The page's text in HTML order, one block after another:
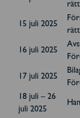
15 juli 2025
16 juli 2025
17 juli 2025
18 juli – 26
juli 2025